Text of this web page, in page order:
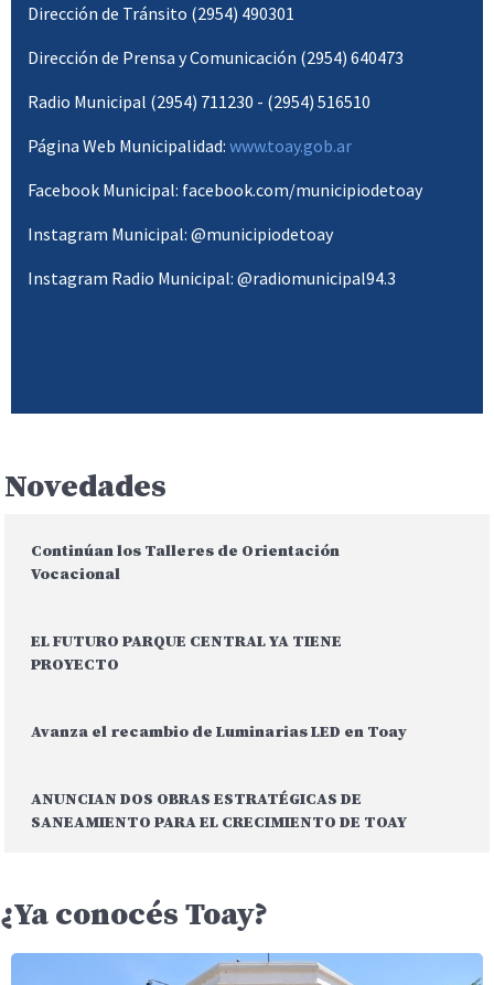
Dirección de Tránsito (2954) 490301
Dirección de Prensa y Comunicación (2954) 640473
Radio Municipal (2954) 711230 - (2954) 516510
Página Web Municipalidad: www.toay.gob.ar
Facebook Municipal: facebook.com/municipiodetoay
Instagram Municipal: @municipiodetoay
Instagram Radio Municipal: @radiomunicipal94.3
Novedades
Continúan los Talleres de Orientación
Vocacional
EL FUTURO PARQUE CENTRAL YA TIENE
PROYECTO
Avanza el recambio de Luminarias LED en Toay
ANUNCIAN DOS OBRAS ESTRATÉGICAS DE
SANEAMIENTO PARA EL CRECIMIENTO DE TOAY
¿Ya conocés Toay?